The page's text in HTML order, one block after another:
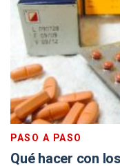
PASO A PASO
Qué hacer con